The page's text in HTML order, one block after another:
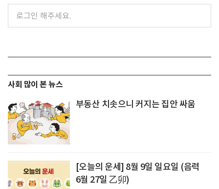
사회 많이 본 뉴스
부동산 치솟으니 커지는 집안 싸움
[오늘의 운세] 8월 9일 일요일 (음력
6월 27일 乙卯)